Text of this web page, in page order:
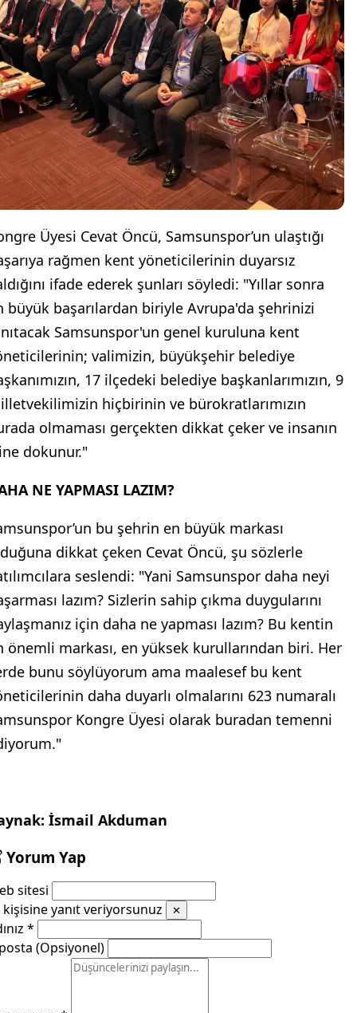
Üyesi Cevat Öncü, Samsunspor’un ulaştığı
rağmen kent yöneticilerinin duyarsız
ifade ederek şunları söyledi: "Yıllar sonra
büyük başarılardan biriyle Avrupa'da şehrinizi
Samsunspor'un genel kuruluna kent
valimizin, büyükşehir belediye
17 ilçedeki belediye başkanlarımızın, 9
hiçbirinin ve bürokratlarımızın
olmaması gerçekten dikkat çeker ve insanın
dokunur."
NE YAPMASI LAZIM?
bu şehrin en büyük markası
dikkat çeken Cevat Öncü, şu sözlerle
seslendi: "Yani Samsunspor daha neyi
lazım? Sizlerin sahip çıkma duygularını
için daha ne yapması lazım? Bu kentin
önemli markası, en yüksek kurullarından biri. Her
bunu söylüyorum ama maalesef bu kent
daha duyarlı olmalarını 623 numaralı
Kongre Üyesi olarak buradan temenni
İsmail Akduman
Yorum Yap
sitesi
kişisine yanıt veriyorsunuz
✕
*
(Opsiyonel)